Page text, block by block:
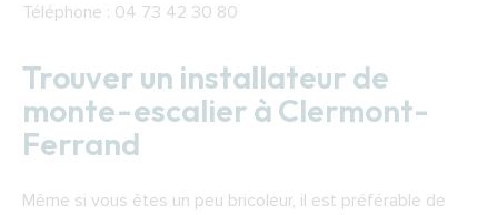
Téléphone : 04 73 42 30 80
Trouver un installateur de
monte-escalier à Clermont-
Ferrand
Même si vous êtes un peu bricoleur, il est préférable de